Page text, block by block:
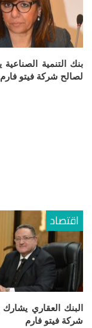
لصالح شركة فيتو فارم
اقتصاد
شركة فيتو فارم